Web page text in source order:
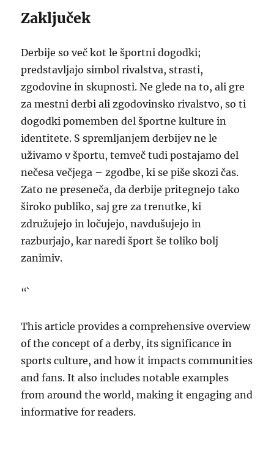
Zaključek
Derbije so več kot le športni dogodki;
predstavljajo simbol rivalstva, strasti,
zgodovine in skupnosti. Ne glede na to, ali gre
za mestni derbi ali zgodovinsko rivalstvo, so ti
dogodki pomemben del športne kulture in
identitete. S spremljanjem derbijev ne le
uživamo v športu, temveč tudi postajamo del
nečesa večjega – zgodbe, ki se piše skozi čas.
Zato ne preseneča, da derbije pritegnejo tako
široko publiko, saj gre za trenutke, ki
združujejo in ločujejo, navdušujejo in
razburjajo, kar naredi šport še toliko bolj
zanimiv.
“`
This article provides a comprehensive overview
of the concept of a derby, its significance in
sports culture, and how it impacts communities
and fans. It also includes notable examples
from around the world, making it engaging and
informative for readers.